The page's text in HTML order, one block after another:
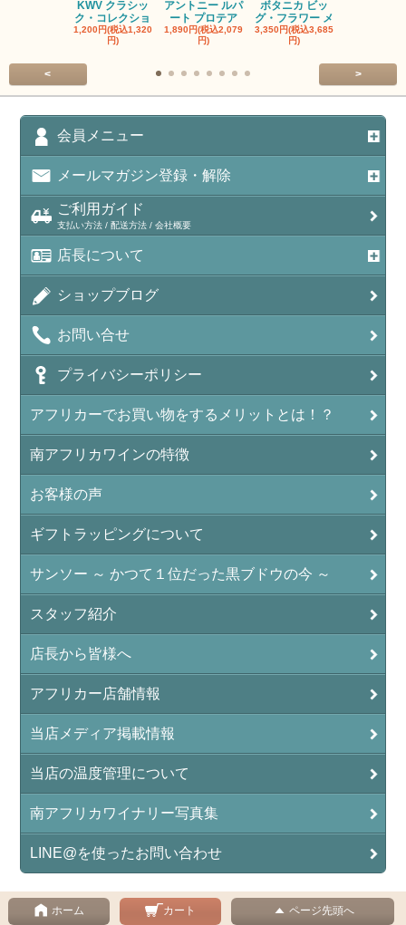
KWV クラシッ
ク・コレクショ
1,200円(税込1,320
円)
アントニー ルパ
ート プロテア
1,890円(税込2,079
円)
ボタニカ ビッ
グ・フラワー メ
3,350円(税込3,685
円)
< >
会員メニュー
メールマガジン登録・解除
ご利用ガイド
支払い方法 / 配送方法 / 会社概要
店長について
ショップブログ
お問い合せ
プライバシーポリシー
アフリカーでお買い物をするメリットとは！？
南アフリカワインの特徴
お客様の声
ギフトラッピングについて
サンソー ～ かつて１位だった黒ブドウの今 ～
スタッフ紹介
店長から皆様へ
アフリカー店舗情報
当店メディア掲載情報
当店の温度管理について
南アフリカワイナリー写真集
LINE@を使ったお問い合わせ
ホーム カート ページ先頭へ